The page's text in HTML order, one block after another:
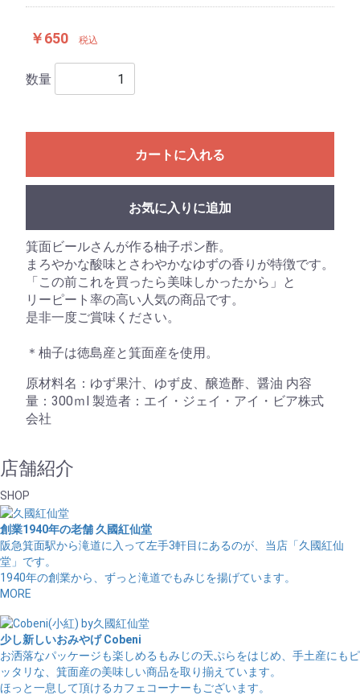
￥650 税込
数量
カートに入れる
お気に入りに追加
箕面ビールさんが作る柚子ポン酢。
まろやかな酸味とさわやかなゆずの香りが特徴です。
「この前これを買ったら美味しかったから」と
リーピート率の高い人気の商品です。
是非一度ご賞味ください。
＊柚子は徳島産と箕面産を使用。
原材料名：ゆず果汁、ゆず皮、醸造酢、醤油 内容
量：300ｍl 製造者：エイ・ジェイ・アイ・ビア株式
会社
店舗紹介
SHOP
創業1940年の老舗久國紅仙堂
阪急箕面駅から滝道に入って左手3軒目にあるのが、当店「久國紅仙
堂」です。
1940年の創業から、ずっと滝道でもみじを揚げています。
MORE
少し新しいおみやげ Cobeni
お洒落なパッケージも楽しめるもみじの天ぷらをはじめ、手土産にもピ
ッタリな、箕面産の美味しい商品を取り揃えています。
ほっと一息して頂けるカフェコーナーもございます。